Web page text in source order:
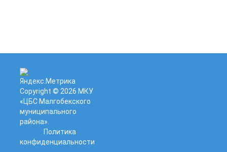
Copyright © 2026 МКУ
«ЦБС Малгобекского
муниципального
района»
Политика
конфиденциальности